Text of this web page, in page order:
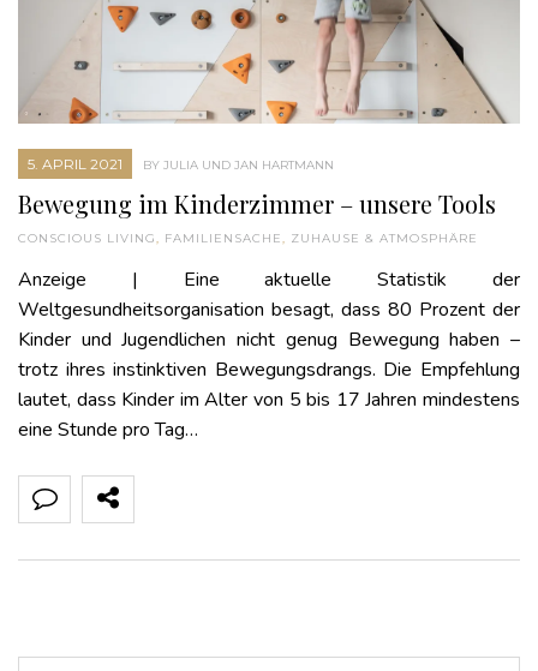
5. APRIL 2021 BY JULIA UND JAN HARTMANN
Bewegung im Kinderzimmer – unsere Tools
CONSCIOUS LIVING, FAMILIENSACHE, ZUHAUSE & ATMOSPHÄRE
Anzeige | Eine aktuelle Statistik der
Weltgesundheitsorganisation besagt, dass 80 Prozent der
Kinder und Jugendlichen nicht genug Bewegung haben –
trotz ihres instinktiven Bewegungsdrangs. Die Empfehlung
lautet, dass Kinder im Alter von 5 bis 17 Jahren mindestens
eine Stunde pro Tag…